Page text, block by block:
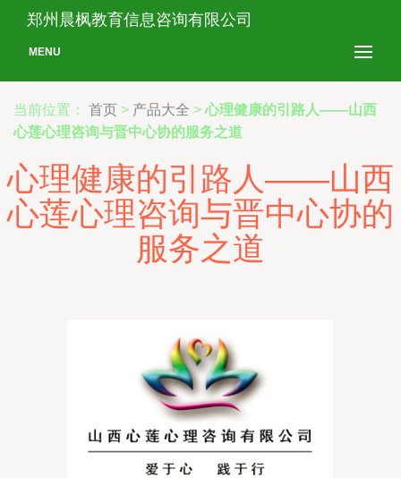
郑州晨枫教育信息咨询有限公司
MENU
当前位置： 首页 > 产品大全 > 心理健康的引路人——山西
心莲心理咨询与晋中心协的服务之道
心理健康的引路人——山西
心莲心理咨询与晋中心协的
服务之道